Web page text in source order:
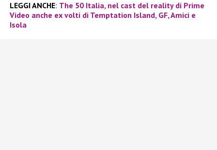
LEGGI ANCHE: The 50 Italia, nel cast del reality di Prime
Video anche ex volti di Temptation Island, GF, Amici e
Isola